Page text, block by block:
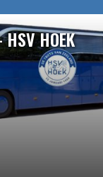
HSV HOEK